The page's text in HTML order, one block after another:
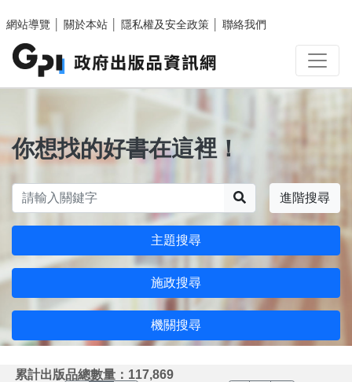
網站導覽
關於本站 隱私權及安全政策 聯絡我們
你想找的好書在這裡！
進階搜尋
主題搜尋
施政搜尋
機關搜尋
累計出版品總數量：117,869